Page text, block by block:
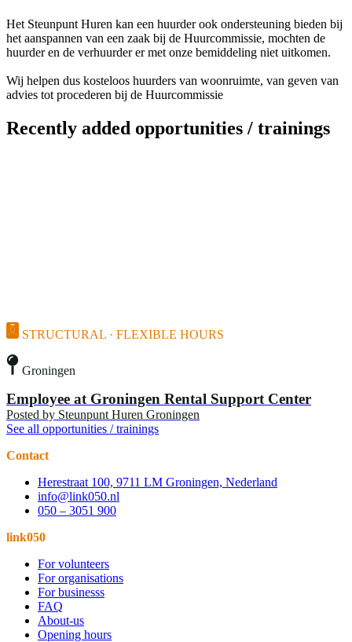
Het Steunpunt Huren kan een huurder ook ondersteuning bieden bij
het aanspannen van een zaak bij de Huurcommissie, mochten de
huurder en de verhuurder er met onze bemiddeling niet uitkomen.
Wij helpen dus kosteloos huurders van woonruimte, van geven van
advies tot procederen bij de Huurcommissie
Recently added opportunities / trainings
STRUCTURAL · FLEXIBLE HOURS
Groningen
Employee at Groningen Rental Support Center
Posted by Steunpunt Huren Groningen
See all opportunities / trainings
Contact
Herestraat 100, 9711 LM Groningen, Nederland
info@link050.nl
050 – 3051 900
link050
For volunteers
For organisations
For businesss
FAQ
About-us
Opening hours